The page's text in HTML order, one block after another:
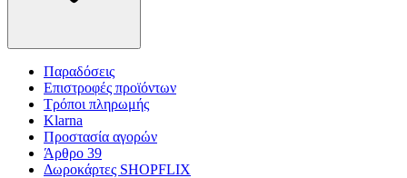
Παραδόσεις
Επιστροφές προϊόντων
Τρόποι πληρωμής
Klarna
Προστασία αγορών
Άρθρο 39
Δωροκάρτες SHOPFLIX